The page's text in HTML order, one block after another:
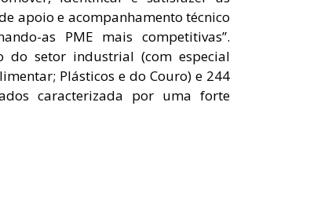
apoio e acompanhamento técnico
as PME mais competitivas”.
do setor industrial (com especial
Plásticos e do Couro) e 244
caracterizada por uma forte